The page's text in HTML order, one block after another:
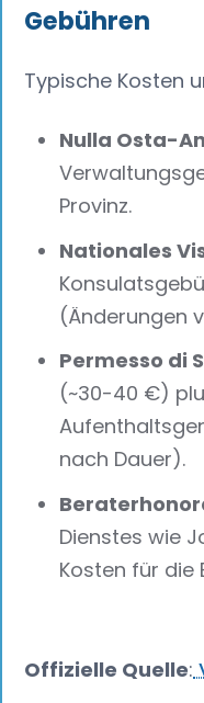
Gebühren
Typische Kosten
Nulla Osta-
Provinz.
Nationales
(Änderungen
Permesso di
(~30-40 €)
nach Dauer).
Dienstes wie
Kosten für die
Offizielle Quelle: